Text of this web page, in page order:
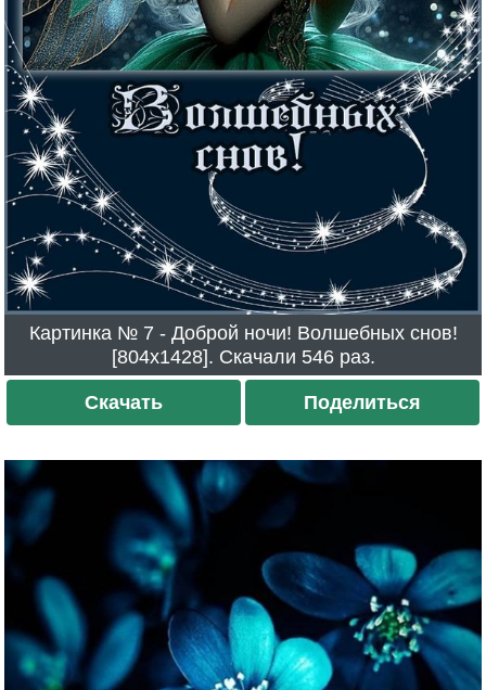
Картинка № 7 - Доброй ночи! Волшебных снов!
[804x1428]. Скачали 546 раз.
Скачать Поделиться